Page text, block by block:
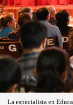
La especialista en